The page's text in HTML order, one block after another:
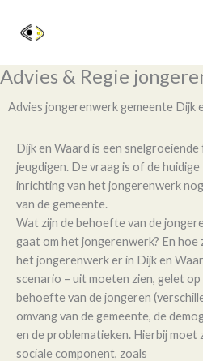
naar
inhoud
Advies & Regie
Advies jongerenwerk gemeente Dijk
Dijk en Waard is een
jeugdigen. De vraag is of de huidige
inrichting van het jongerenwerk
van de gemeente.
Wat zijn de behoefte van de
gaat om het jongerenwerk? En hoe
het jongerenwerk er in Dijk en
scenario – uit moeten zien, gelet op
behoefte van de jongeren
omvang van de gemeente, de
en de problematieken. Hierbij moet
sociale component, zoals